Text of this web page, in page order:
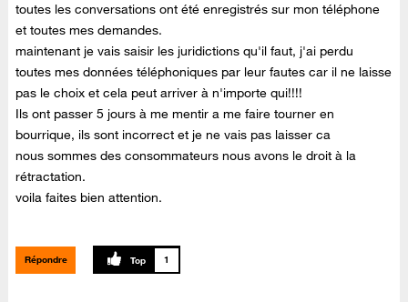
toutes les conversations ont été enregistrés sur mon téléphone
et toutes mes demandes.
maintenant je vais saisir les juridictions qu'il faut, j'ai perdu
toutes mes données téléphoniques par leur fautes car il ne laisse
pas le choix et cela peut arriver à n'importe qui!!!!
Ils ont passer 5 jours à me mentir a me faire tourner en
bourrique, ils sont incorrect et je ne vais pas laisser ca
nous sommes des consommateurs nous avons le droit à la
rétractation.
voila faites bien attention.
Répondre 1